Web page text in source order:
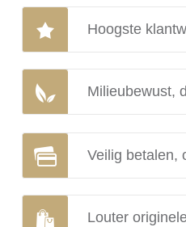
Hoogste
Milieubewust,
Veilig betalen,
Louter